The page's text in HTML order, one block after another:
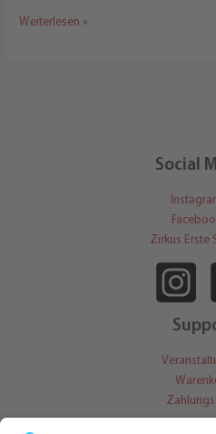
Volles
Weiterlesen »
Social
Zirkus Erste